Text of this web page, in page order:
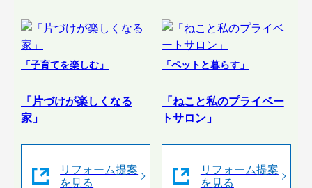
「子育てを楽しむ」
「片づけが楽しくなる
家」
リフォーム提案
を見る
「ペットと暮らす」
「ねこと私のプライベー
トサロン」
リフォーム提案
を見る